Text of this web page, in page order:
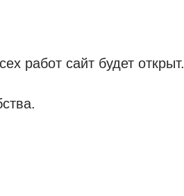
работ сайт будет открыт.